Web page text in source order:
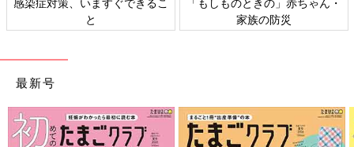
ト検討会
相談
最新号